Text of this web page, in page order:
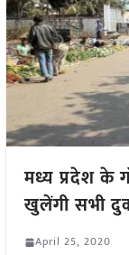
मध्य प्रदेश के
खुलेंगी सभी
April 25, 2020